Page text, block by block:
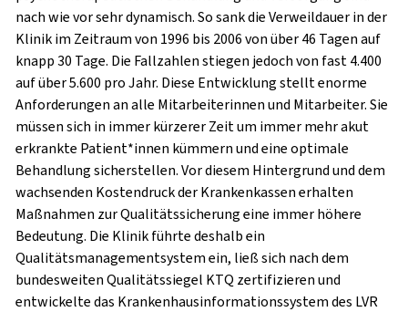
nach wie vor sehr dynamisch. So sank die Verweildauer in der
Klinik im Zeitraum von 1996 bis 2006 von über 46 Tagen auf
knapp 30 Tage. Die Fallzahlen stiegen jedoch von fast 4.400
auf über 5.600 pro Jahr. Diese Entwicklung stellt enorme
Anforderungen an alle Mitarbeiterinnen und Mitarbeiter. Sie
müssen sich in immer kürzerer Zeit um immer mehr akut
erkrankte Patient*innen kümmern und eine optimale
Behandlung sicherstellen. Vor diesem Hintergrund und dem
wachsenden Kostendruck der Krankenkassen erhalten
Maßnahmen zur Qualitätssicherung eine immer höhere
Bedeutung. Die Klinik führte deshalb ein
Qualitätsmanagementsystem ein, ließ sich nach dem
bundesweiten Qualitätssiegel KTQ zertifizieren und
entwickelte das Krankenhausinformationssystem des LVR